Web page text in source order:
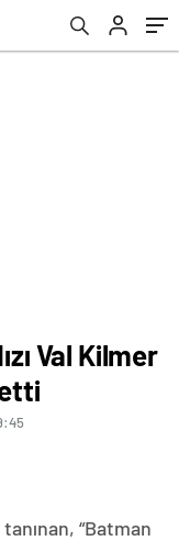
Val Kilmer
“Batman